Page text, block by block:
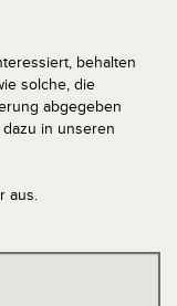
behalten
solche, die
abgegeben
in unseren
aus.